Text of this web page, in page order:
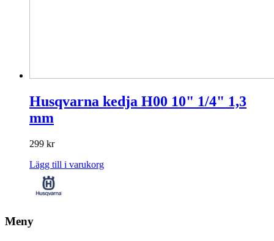
Husqvarna kedja H00 10" 1/4" 1,3
mm
299 kr
Lägg till i varukorg
Meny